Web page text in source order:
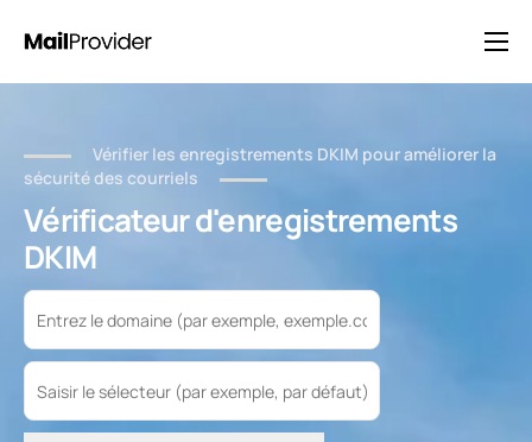
Solutions
Blog
FAQ
Vérifier les enregistrements DKIM pour améliorer la
sécurité des courriels
Vérificateur d'enregistrements
DKIM